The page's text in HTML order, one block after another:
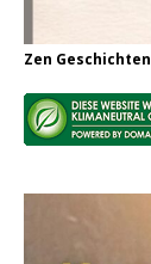
Zen Geschichten